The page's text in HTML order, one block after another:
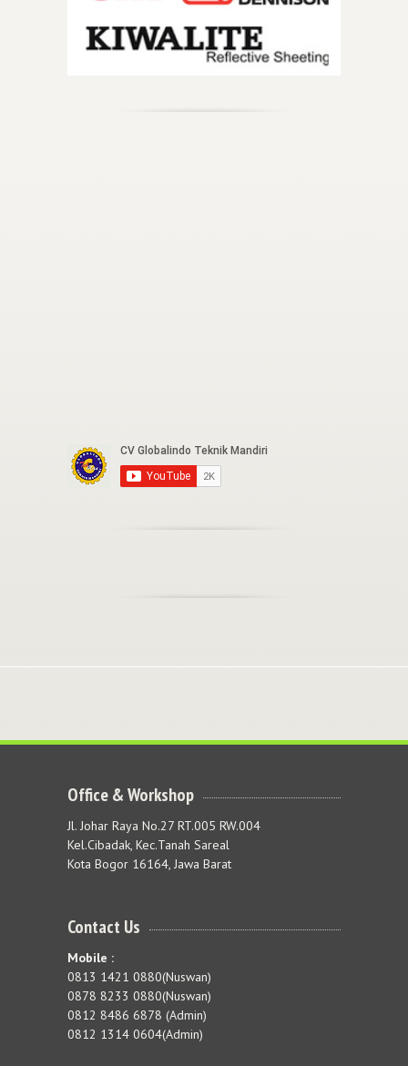
Office & Workshop
Jl. Johar Raya No.27 RT.005 RW.004
Kel.Cibadak, Kec.Tanah Sareal
Kota Bogor 16164, Jawa Barat
Contact Us
Mobile :
0813 1421 0880(Nuswan)
0878 8233 0880(Nuswan)
0812 8486 6878 (Admin)
0812 1314 0604(Admin)